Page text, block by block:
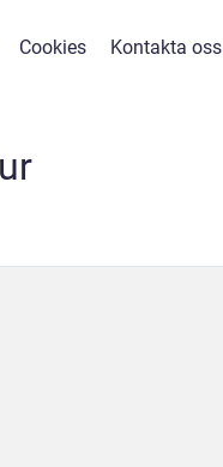
Cookies Kontakta oss